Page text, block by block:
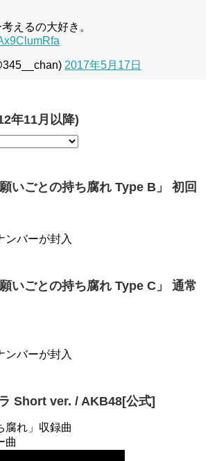
えるの大好き。
2017年5月17日
年11月以降)
いごとの持ち腐れ Type B」 初回
ンバーが封入
いごとの持ち腐れ Type C」 通常
ンバーが封入
ラ Short ver. / AKB48[公式]
腐れ」収録曲
曲